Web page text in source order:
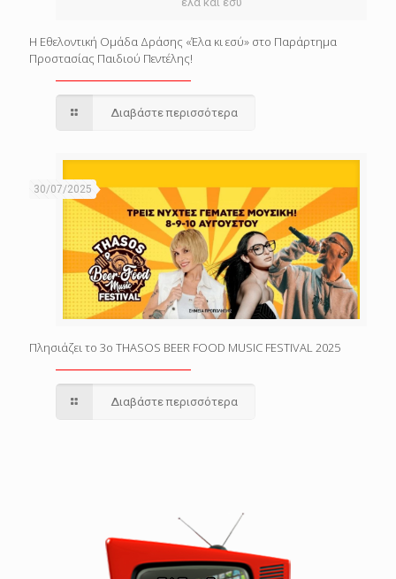
Η Εθελοντική Ομάδα Δράσης «Έλα κι εσύ» στο Παράρτημα
Προστασίας Παιδιού Πεντέλης!
Διαβάστε περισσότερα
30/07/2025
Πλησιάζει το 3o THASOS BEER FOOD MUSIC FESTIVAL 2025
Διαβάστε περισσότερα